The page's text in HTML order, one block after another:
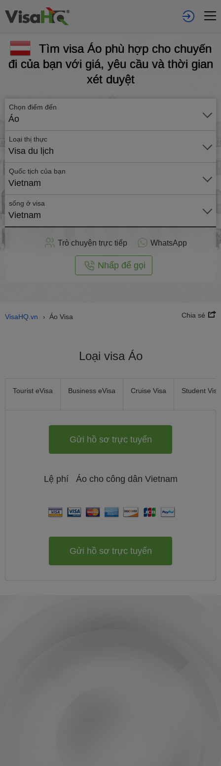
Tìm visa Áo phù hợp cho chuyến
đi của bạn với giá, yêu cầu và thời gian
xét duyệt
Chọn điểm đến
Áo
Loại thị thực
Visa du lịch
Quốc tịch của bạn
Vietnam
sống ở visa
Vietnam
Gửi
hồ
sơ
Trò chuyện trực tiếp WhatsApp
Nhấp để gọi
VisaHQ.vn › Áo Visa Chia sẻ
Loại visa Áo
Tourist eVisa Business eVisa Cruise Visa Student Visa
Gửi hồ sơ trực tuyến
Lệ phí Áo cho công dân Vietnam
Gửi hồ sơ trực tuyến